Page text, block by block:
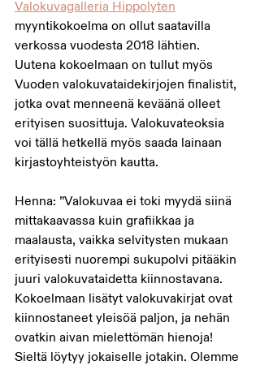
Valokuvagalleria Hippolyten
myyntikokoelma on ollut saatavilla
verkossa vuodesta 2018 lähtien.
Uutena kokoelmaan on tullut myös
Vuoden valokuvataidekirjojen finalistit,
jotka ovat menneenä keväänä olleet
erityisen suosittuja. Valokuvateoksia
voi tällä hetkellä myös saada lainaan
kirjastoyhteistyön kautta.
Henna: ”Valokuvaa ei toki myydä siinä
mittakaavassa kuin grafiikkaa ja
maalausta, vaikka selvitysten mukaan
erityisesti nuorempi sukupolvi pitääkin
juuri valokuvataidetta kiinnostavana.
Kokoelmaan lisätyt valokuvakirjat ovat
kiinnostaneet yleisöä paljon, ja nehän
ovatkin aivan mielettömän hienoja!
Sieltä löytyy jokaiselle jotakin. Olemme